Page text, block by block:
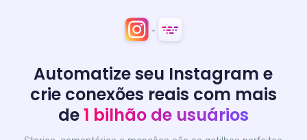
Automatize seu Instagram e
crie conexões reais com mais
de1 bilhão de usuários